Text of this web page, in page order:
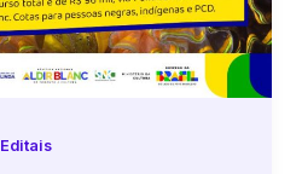
Editais